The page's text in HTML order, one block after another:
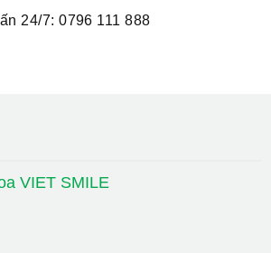
24/7: 0796 111 888
VIET SMILE